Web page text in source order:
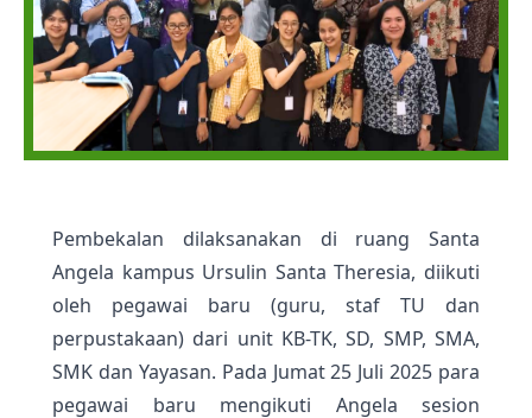
Pembekalan dilaksanakan di ruang Santa
Angela kampus Ursulin Santa Theresia, diikuti
oleh pegawai baru (guru, staf TU dan
perpustakaan) dari unit KB-TK, SD, SMP, SMA,
SMK dan Yayasan. Pada Jumat 25 Juli 2025 para
pegawai baru mengikuti Angela sesion